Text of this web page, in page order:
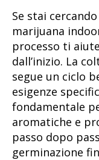
Se stai
marijuana
processo ti
dall’inizio. La
segue un ciclo
esigenze
fondamentale
aromatiche e
passo dopo
germinazione